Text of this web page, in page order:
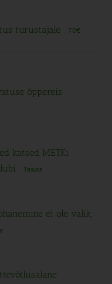
turustajale 70€
õppereis
katsed METKi
Tasuta
ei ole valik,